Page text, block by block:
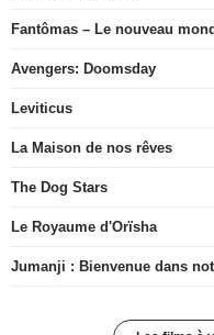
Fantômas – Le nouveau
Avengers: Doomsday
Leviticus
La Maison de nos rêves
The Dog Stars
Le Royaume d'Orïsha
Jumanji : Bienvenue dans